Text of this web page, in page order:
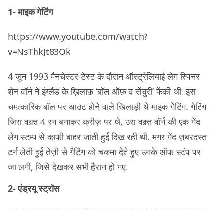
1- माइक गेटिंग
https://www.youtube.com/watch?
v=NsThkJt83Ok
4 जून 1993 मैनचेस्टर टेस्ट के दौरान ऑस्ट्रेलियाई लेग स्पिनर
शेन वॉर्न ने इंग्लैंड के ख़िलाफ़ ‘बॉल ऑफ़ द सेंचुरी’ फेंकी थी. इस
चमत्कारिक बॉल पर आउट होने वाले खिलाड़ी थे माइक गेटिंग. गेटिंग
जिस वक़्त 4 रन बनाकर क्रीज़ पर थे, उस वक़्त वॉर्न की एक गेंद
लेग स्टम्प से काफ़ी बाहर जाती हुई दिख रही थी. मगर गेंद ज़बरदस्त
टर्न लेती हुई तेज़ी से गैटिंग को चकमा देते हुए उनके ऑफ़ स्टंप पर
जा लगी, जिसे देखकर सभी हैरान हो गए.
2- एंड्रयू स्ट्रॉस